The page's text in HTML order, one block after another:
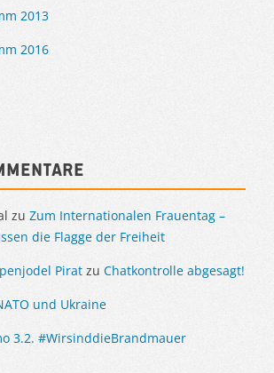
2013
2016
zu Zum Internationalen Frauentag –
die Flagge der Freiheit
Pirat zu Chatkontrolle abgesagt!
und Ukraine
3.2. #WirsinddieBrandmauer